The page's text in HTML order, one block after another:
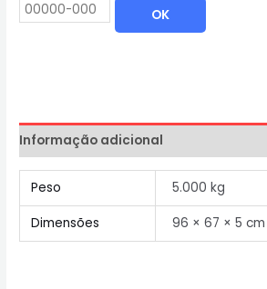
OK
Informação adicional
Peso 5.000 kg
Dimensões 96 × 67 × 5 cm